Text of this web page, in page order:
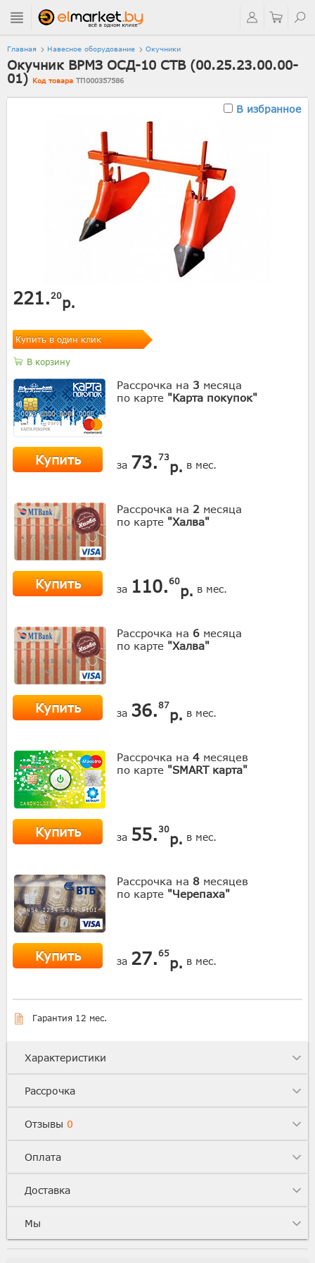
Главная Навесное оборудование Окучники
Окучник ВРМЗ ОСД-10 СТВ (00.25.23.00.00-
01) Код товара ТП000357586
В избранное
221. 20р.
Купить в один клик
В корзину
Рассрочка на 3 месяца
по карте "Карта покупок"
Купить за 73. 73
р. в мес.
Рассрочка на 2 месяца
по карте "Халва"
Купить за 110.60
р. в мес.
Рассрочка на 6 месяца
по карте "Халва"
Купить за 36.87
р. в мес.
Рассрочка на 4 месяцев
по карте "SMART карта"
Купить за 55. 30
р. в мес.
Рассрочка на 8 месяцев
по карте "Черепаха"
Купить за 27.65
р. в мес.
Гарантия 12 мес.
Характеристики
Рассрочка
Отзывы 0
Оплата
Доставка
Мы